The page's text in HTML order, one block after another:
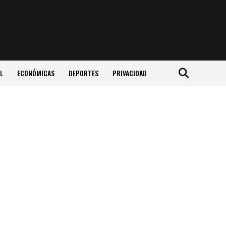
ECONÓMICAS DEPORTES PRIVACIDAD